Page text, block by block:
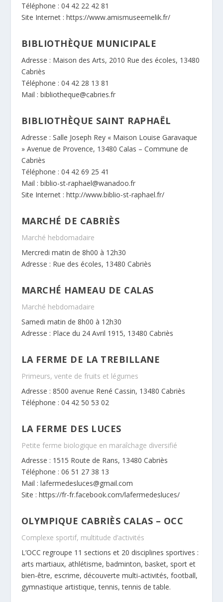
Téléphone : 04 42 22 42 81
Site Internet : https://www.amismuseemelik.fr/
BIBLIOTHÈQUE MUNICIPALE
Adresse : Maison des Arts, 2010 Rue des écoles, 13480
Cabriès
Téléphone : 04 42 28 13 81
Mail : bibliotheque@cabries.fr
BIBLIOTHÈQUE SAINT RAPHAËL
Adresse : Salle Joseph Rey « Maison Louise Garavaque
» Avenue de Provence, 13480 Calas – Commune de
Cabriès
Téléphone : 04 42 69 25 41
Mail : biblio-st-raphael@wanadoo.fr
Site Internet : http://www.biblio-st-raphael.fr/
MARCHÉ DE CABRIÈS
Marché hebdomadaire
Mercredi matin de 8h00 à 12h30
Adresse : Rue des écoles, 13480 Cabriès
MARCHÉ HAMEAU DE CALAS
Marché hebdomadaire
Samedi matin de 8h00 à 12h30
Adresse : Place du 24 Avril 1915, 13480 Cabriès
LA FERME DE LA TREBILLANE
Primeurs, vente de fruits et légumes
Adresse : 8500 avenue René Cassin, 13480 Cabriès
Téléphone : 04 42 50 53 02
LA FERME DES LUCES
Petite ferme biologique en maraîchage diversifié
Adresse : 1515 Route de Rans, 13480 Cabriès
Téléphone : 06 51 27 38 13
Mail : lafermedesluces@gmail.com
Site : https://fr-fr.facebook.com/lafermedesluces/
OLYMPIQUE CABRIÈS CALAS – OCC
Complexe sportif, multitude d’activités
L’OCC regroupe 11 sections et 20 disciplines sportives :
arts martiaux, athlétisme, badminton, basket, sport et
bien-être, escrime, découverte multi-activités, football,
gymnastique artistique, tennis, tennis de table.